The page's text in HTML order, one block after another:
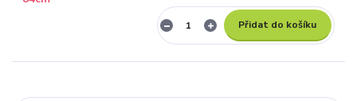
Přidat do košíku